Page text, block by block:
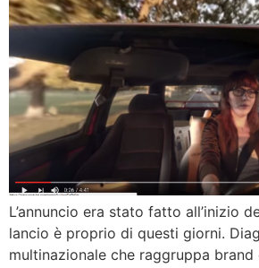
L’annuncio era stato fatto all’inizio
lancio è proprio di questi giorni.
multinazionale che raggruppa brand